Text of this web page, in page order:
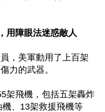
用障眼法迷惑敵人
，美軍動用了上百架
力的武器。
架飛機，包括五架轟炸
、13架救援飛機等